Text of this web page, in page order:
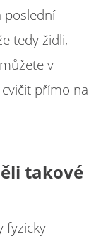
poslední
tedy židli,
v
přímo na
takové
fyzicky